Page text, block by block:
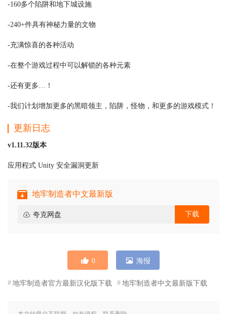
-160多个陷阱和地下城设施
-240+件具有神秘力量的文物
-充满惊喜的各种活动
-在整个游戏过程中可以解锁的各种元素
-还有更多…！
-我们计划增加更多的黑暗领主，陷阱，怪物，和更多的游戏模式！
更新日志
v1.11.32版本
应用程式 Unity 安全漏洞更新
地牢制造者中文最新版
夸克网盘 下载
0 海报
地牢制造者官方最新汉化版下载 地牢制造者中文最新版下载